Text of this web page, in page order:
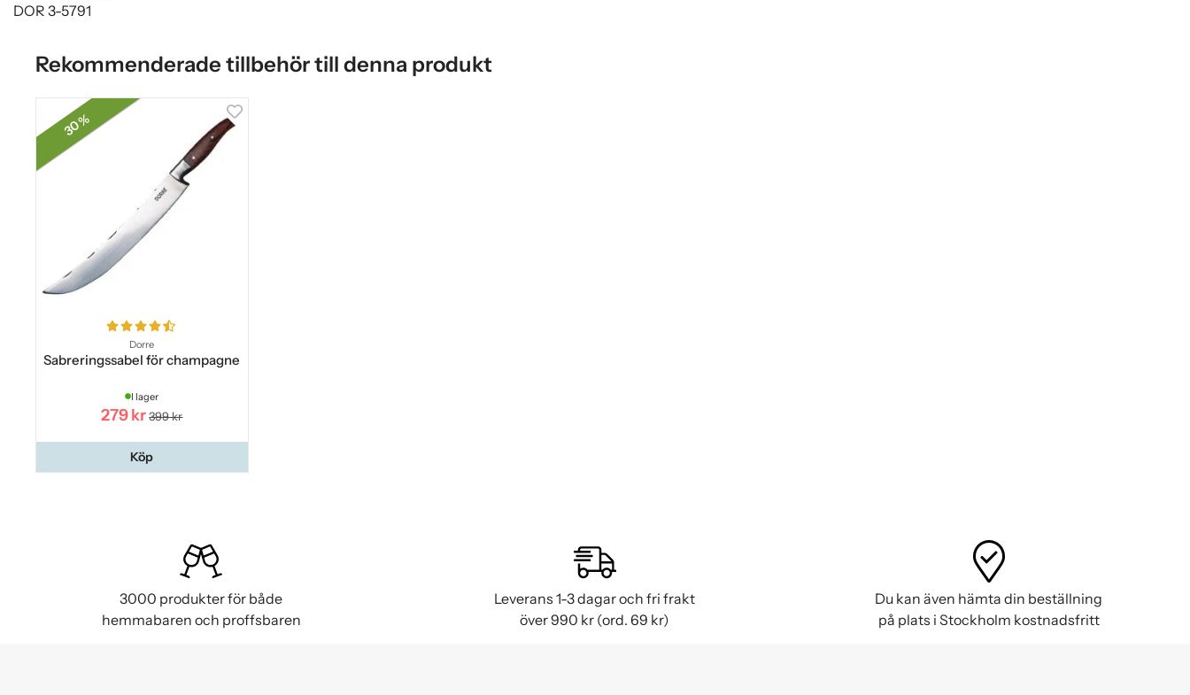
DOR 3-5791
Rekommenderade tillbehör till denna produkt
30 %
Dorre
Sabreringssabel för champagne
I lager
279 kr 399 kr
Köp
3000 produkter för både
hemmabaren och proffsbaren
Leverans 1-3 dagar och fri frakt
över 990 kr (ord. 69 kr)
Du kan även hämta din beställning
på plats i Stockholm kostnadsfritt